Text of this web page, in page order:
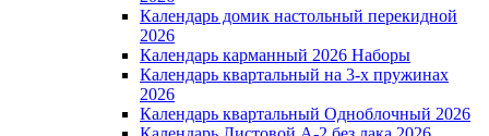
Календарь домик настольный перекидной
2026
Календарь карманный 2026 Наборы
Календарь квартальный на 3-х пружинах
2026
Календарь квартальный Одноблочный 2026